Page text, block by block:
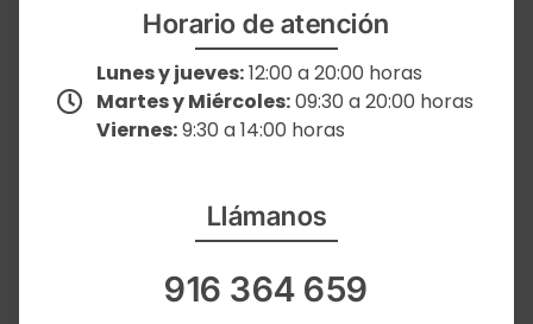
Horario de atención
Lunes y jueves:12:00 a 20:00 horas
Martes y Miércoles:09:30 a 20:00 horas
Viernes:9:30 a 14:00 horas
Llámanos
916 364 659